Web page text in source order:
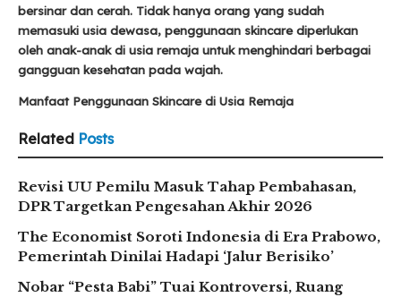
bersinar dan cerah. Tidak hanya orang yang sudah
memasuki usia dewasa, penggunaan skincare diperlukan
oleh anak-anak di usia remaja untuk menghindari berbagai
gangguan kesehatan pada wajah.
Manfaat Penggunaan Skincare di Usia Remaja
Related Posts
Revisi UU Pemilu Masuk Tahap Pembahasan,
DPR Targetkan Pengesahan Akhir 2026
The Economist Soroti Indonesia di Era Prabowo,
Pemerintah Dinilai Hadapi ‘Jalur Berisiko’
Nobar “Pesta Babi” Tuai Kontroversi, Ruang